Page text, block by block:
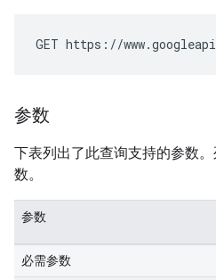
GET https://
参数
下表列出了此查询支持的参数
数。
参数
必需参数